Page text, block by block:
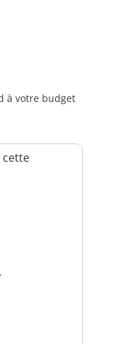
à votre budget